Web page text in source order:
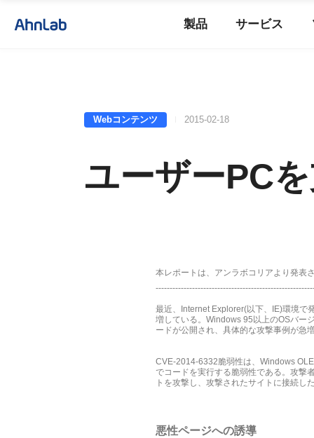
製品 サービス
Webコンテンツ 2015-02-18
ユーザーPC
本レポートは、アンラボコリアより発表
最近、Internet Explorer(以下、IE)環境で
増している。Windows 95以上のOSバー
ードが公開され、具体的な攻撃事例が急
CVE-2014-6332脆弱性は、Windows
でコードを実行する脆弱性である。攻撃
トを攻撃し、攻撃されたサイトに接続
悪性ページへの誘導